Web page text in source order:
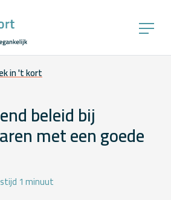
in 't kort
beleid bij
met een goede
1 minuut